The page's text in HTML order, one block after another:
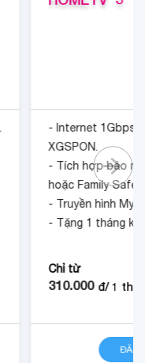
- Internet 1Gbps.
XGSPON.
- Tích hợp bảo
hoặc Family Safe.
- Truyền hình
- Tặng 1 tháng
Chỉ từ
310.000 đ/1